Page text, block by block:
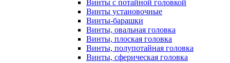
Винты с потайной головкой
Винты установочные
Винты-барашки
Винты, овальная головка
Винты, плоская головка
Винты, полупотайная головка
Винты, сферическая головка